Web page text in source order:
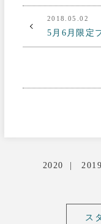
2018.05.02
5月6月限定
2020 2019
ス